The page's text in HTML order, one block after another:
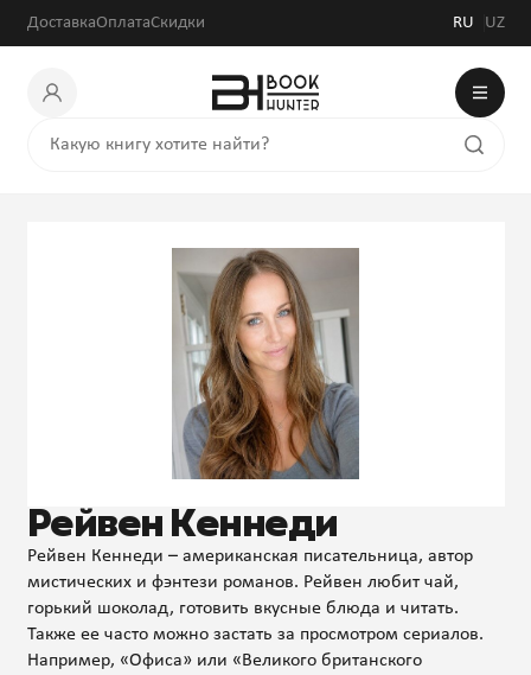
ДоставкаОплатаСкидки RU UZ
Рейвен Кеннеди
Рейвен Кеннеди – американская писательница, автор
мистических и фэнтези романов. Рейвен любит чай,
горький шоколад, готовить вкусные блюда и читать.
Также ее часто можно застать за просмотром сериалов.
Например, «Офиса» или «Великого британского